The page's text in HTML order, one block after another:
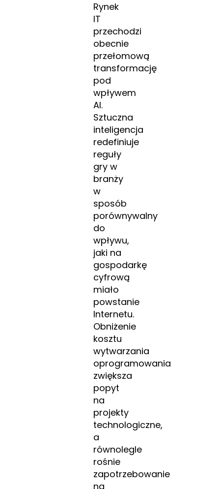
Rynek
IT
przechodzi
obecnie
przełomową
transformację
pod
wpływem
AI.
Sztuczna
inteligencja
redefiniuje
reguły
gry w
branży
w
sposób
porównywalny
do
wpływu,
jaki na
gospodarkę
cyfrową
miało
powstanie
Internetu.
Obniżenie
kosztu
wytwarzania
oprogramowania
zwiększa
popyt
na
projekty
technologiczne,
a
równolegle
rośnie
zapotrzebowanie
na